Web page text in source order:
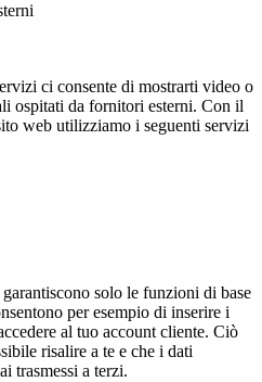
ci consente di mostrarti video o
ospitati da fornitori esterni. Con il
web utilizziamo i seguenti servizi
solo le funzioni di base
per esempio di inserire i
al tuo account cliente. Ciò
risalire a te e che i dati
trasmessi a terzi.